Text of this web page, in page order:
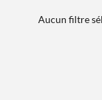
Aucun filtre